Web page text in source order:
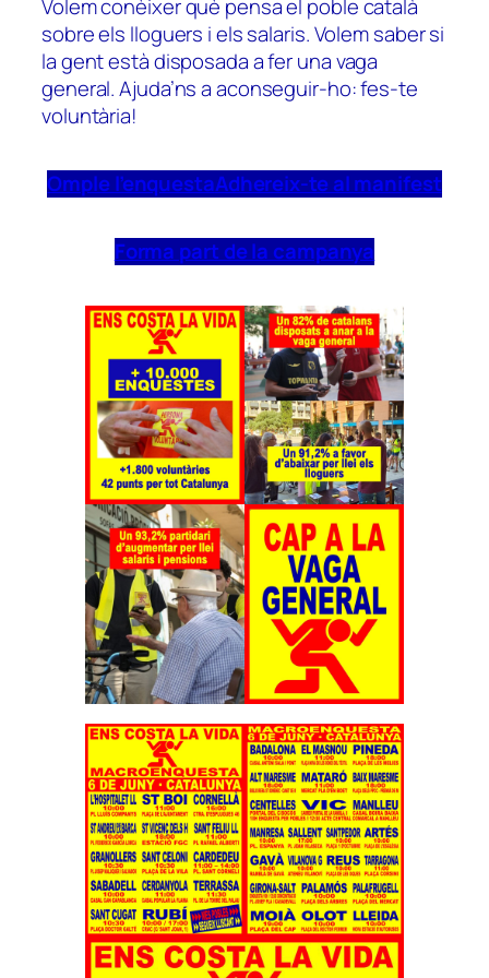
Volem conèixer què pensa el poble català
sobre els lloguers i els salaris. Volem saber si
la gent està disposada a fer una vaga
general. Ajuda’ns a aconseguir-ho: fes-te
voluntària!
Omple l’enquestaAdhereix-te al manifest
Forma part de la campanya